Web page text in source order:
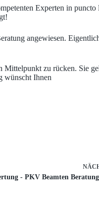
Experten in
angewiesen.
zu rücken. Sie
wünscht Ihnen
- PKV Beamten